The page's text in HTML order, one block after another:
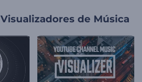
Visualizadores de Música